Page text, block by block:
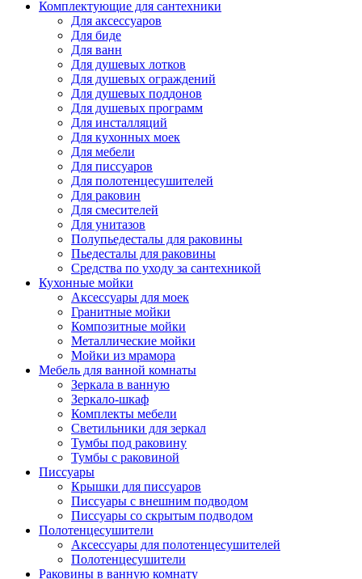
Комплектующие для сантехники
Для аксессуаров
Для биде
Для ванн
Для душевых лотков
Для душевых ограждений
Для душевых поддонов
Для душевых программ
Для инсталляций
Для кухонных моек
Для мебели
Для писсуаров
Для полотенцесушителей
Для раковин
Для смесителей
Для унитазов
Полупьедесталы для раковины
Пьедесталы для раковины
Средства по уходу за сантехникой
Кухонные мойки
Аксессуары для моек
Гранитные мойки
Композитные мойки
Металлические мойки
Мойки из мрамора
Мебель для ванной комнаты
Зеркала в ванную
Зеркало-шкаф
Комплекты мебели
Светильники для зеркал
Тумбы под раковину
Тумбы с раковиной
Писсуары
Крышки для писсуаров
Писсуары с внешним подводом
Писсуары со скрытым подводом
Полотенцесушители
Аксессуары для полотенцесушителей
Полотенцесушители
Раковины в ванную комнату